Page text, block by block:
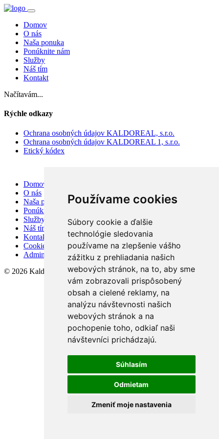
Používame cookies
Súbory cookie a ďalšie
technológie sledovania
používame na zlepšenie vášho
zážitku z prehliadania našich
webových stránok, na to, aby sme
vám zobrazovali prispôsobený
obsah a cielené reklamy, na
analýzu návštevnosti našich
webových stránok a na
pochopenie toho, odkiaľ naši
návštevníci prichádzajú.
Súhlasím
Odmietam
Zmeniť moje nastavenia
Domov
O nás
Naša ponuka
Ponúknite nám
Služby
Náš tím
Kontakt
Načítavám...
Rýchle odkazy
Ochrana osobných údajov KALDOREAL, s.r.o.
Ochrana osobných údajov KALDOREAL 1, s.r.o.
Etický kódex
Domov
O nás
Naša ponuka
Ponúknite nám
Služby
Náš tím
Kontakt
Cookies
Admin
© 2026 KaldoReal